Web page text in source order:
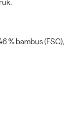
% bambus (FSC),